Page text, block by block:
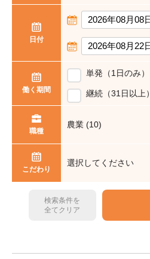
日付
働く期間
単発（1日のみ）
継続（31日以上）
職種
農業 (10)
こだわり
選択してください
検索条件を
全てクリア